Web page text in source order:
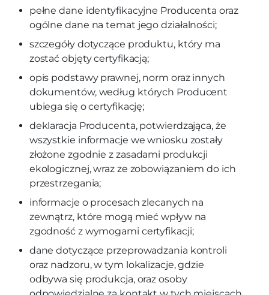
pełne dane identyfikacyjne Producenta oraz
ogólne dane na temat jego działalności;
szczegóły dotyczące produktu, który ma
zostać objęty certyfikacją;
opis podstawy prawnej, norm oraz innych
dokumentów, według których Producent
ubiega się o certyfikację;
deklaracja Producenta, potwierdzająca, że
wszystkie informacje we wniosku zostały
złożone zgodnie z zasadami produkcji
ekologicznej, wraz ze zobowiązaniem do ich
przestrzegania;
informacje o procesach zlecanych na
zewnątrz, które mogą mieć wpływ na
zgodność z wymogami certyfikacji;
dane dotyczące przeprowadzania kontroli
oraz nadzoru, w tym lokalizacje, gdzie
odbywa się produkcja, oraz osoby